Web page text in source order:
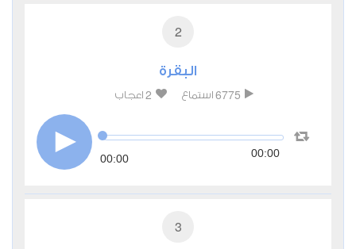
2
البقرة
6775 استماع 2 اعجاب
00:00 00:00
3